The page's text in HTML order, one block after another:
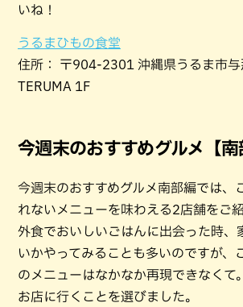
いね！
うるまひもの食堂
住所： 〒904-2301 沖縄県うるま市
TERUMA 1F
今週末のおすすめグルメ【南
今週末のおすすめグルメ南部編では、
れないメニューを味わえる2店舗をご
外食でおいしいごはんに出会った時、
いかやってみることも多いのですが、
のメニューはなかなか再現できなくて
お店に行くことを選びました。